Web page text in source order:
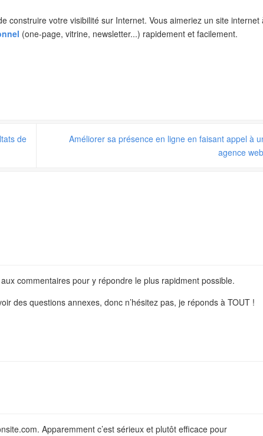
construire votre visibilité sur Internet. Vous aimeriez un site internet
(one-page, vitrine, newsletter...) rapidement et facilement.
de
Améliorer sa présence en ligne en faisant appel à
agence web
commentaires pour y répondre le plus rapidment possible.
des questions annexes, donc n’hésitez pas, je réponds à TOUT !
Apparemment c’est sérieux et plutôt efficace pour